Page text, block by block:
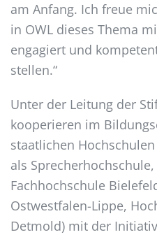
am Anfang. Ich freue
in OWL dieses Thema
engagiert und
stellen.“
Unter der Leitung der
kooperieren im
staatlichen
als
Fachhochschule
Ostwestfalen-Lippe,
Detmold) mit der